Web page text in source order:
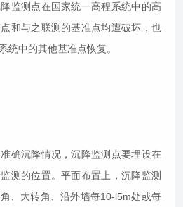
监测点在国家统一高程系统中的高
和与之联测的基准点均遭破坏，也
统中的其他基准点恢复。
确沉降情况，沉降监测点要埋设在
测的位置。平面布置上，沉降监测
、大转角、沿外墙每10-l5m处或每